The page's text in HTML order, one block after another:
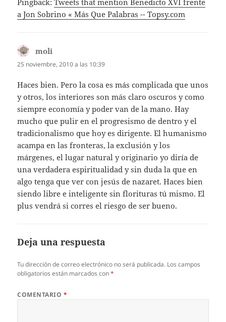
a Jon Sobrino « Más Que Palabras -- Topsy.com
moli
25 noviembre, 2010 a las 10:39
Haces bien. Pero la cosa es más complicada que unos
y otros, los interiores son más claro oscuros y como
siempre economía y poder van de la mano. Hay
mucho que pulir en el progresismo de dentro y el
tradicionalismo que hoy es dirigente. El humanismo
acampa en las fronteras, la exclusión y los
márgenes, el lugar natural y originario yo diría de
una verdadera espiritualidad y sin duda la que en
algo tenga que ver con jesús de nazaret. Haces bien
siendo libre e inteligente sin florituras tú mismo. El
plus vendrá si corres el riesgo de ser bueno.
Deja una respuesta
Tu dirección de correo electrónico no será publicada. Los campos
obligatorios están marcados con*
COMENTARIO *